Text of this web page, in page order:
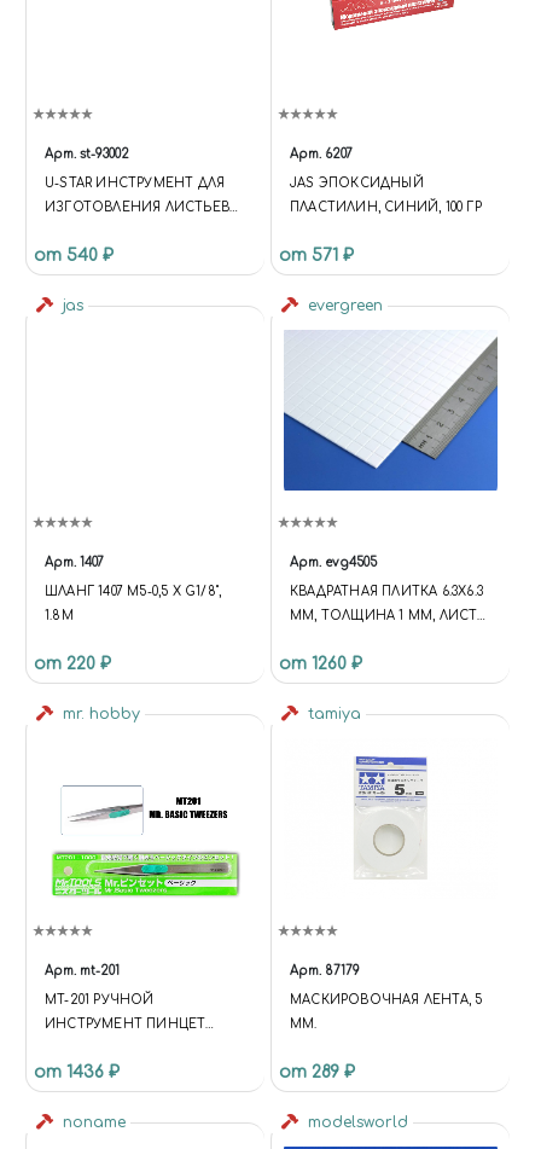
Арт. st-93002
U-STAR ИНСТРУМЕНТ ДЛЯ
ИЗГОТОВЛЕНИЯ ЛИСТЬЕВ
от 540 ₽
Арт. 6207
JAS ЭПОКСИДНЫЙ
ПЛАСТИЛИН, СИНИЙ, 100 ГР
от 571 ₽
jas
Арт. 1407
ШЛАНГ 1407 M5-0,5 Х G1/8",
1.8М
от 220 ₽
evergreen
Арт. evg4505
КВАДРАТНАЯ ПЛИТКА 6.3Х6.3
ММ, ТОЛЩИНА 1 ММ, ЛИСТ
от 1260 ₽
mr. hobby
Арт. mt-201
MT-201 РУЧНОЙ
ИНСТРУМЕНТ ПИНЦЕТ
от 1436 ₽
tamiya
Арт. 87179
МАСКИРОВОЧНАЯ ЛЕНТА, 5
ММ.
от 289 ₽
noname modelsworld